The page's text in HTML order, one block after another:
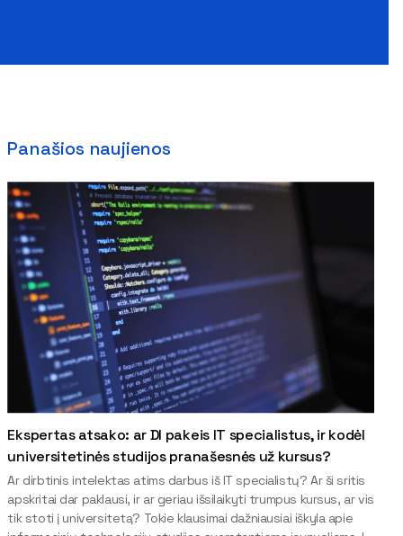
Panašios naujienos
Ekspertas atsako: ar DI pakeis IT specialistus, ir kodėl
universitetinės studijos pranašesnės už kursus?
Ar dirbtinis intelektas atims darbus iš IT specialistų? Ar ši sritis
apskritai dar paklausi, ir ar geriau išsilaikyti trumpus kursus, ar vis
tik stoti į universitetą? Tokie klausimai dažniausiai iškyla apie